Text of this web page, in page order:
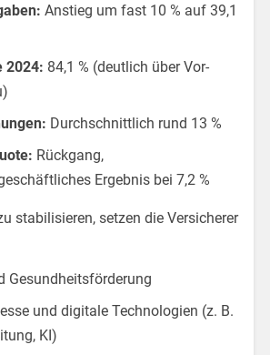
Anstieg um fast 10 % auf 39,1
2024: 84,1 % (deutlich über Vor-
Durchschnittlich rund 13 %
Rückgang,
Ergebnis bei 7,2 %
stabilisieren, setzen die Versicherer
Gesundheitsförderung
und digitale Technologien (z. B.
KI)